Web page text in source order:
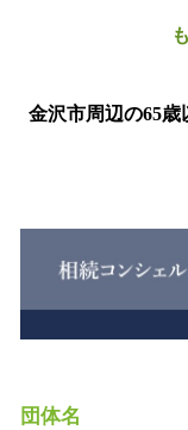
金沢市周辺の65
団体名